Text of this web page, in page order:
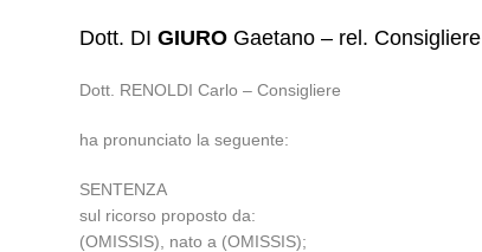
Dott. DIGIURO Gaetano – rel. Consigliere
Dott. RENOLDI Carlo – Consigliere
ha pronunciato la seguente:
SENTENZA
sul ricorso proposto da:
(OMISSIS), nato a (OMISSIS);